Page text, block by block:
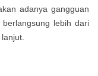
adanya gangguan
lebih dari